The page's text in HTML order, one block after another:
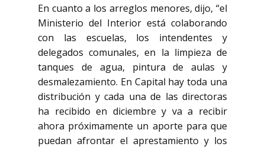
En cuanto a los arreglos menores, dijo, “el
Ministerio del Interior está colaborando
con las escuelas, los intendentes y
delegados comunales, en la limpieza de
tanques de agua, pintura de aulas y
desmalezamiento. En Capital hay toda una
distribución y cada una de las directoras
ha recibido en diciembre y va a recibir
ahora próximamente un aporte para que
puedan afrontar el aprestamiento y los